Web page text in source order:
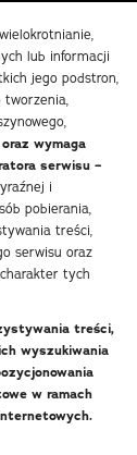
lub informacji
jego podstron,
tworzenia,
wymaga
serwisu –
i
pobierania,
treści,
serwisu oraz
tych
treści,
wyszukiwania
w ramach